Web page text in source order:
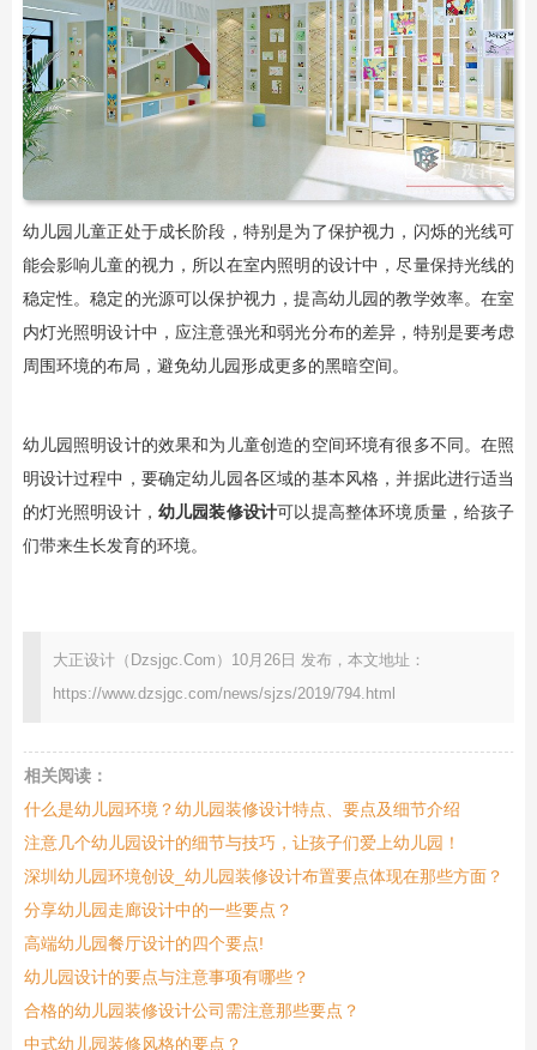
幼儿园儿童正处于成长阶段，特别是为了保护视力，闪烁的光线可
能会影响儿童的视力，所以在室内照明的设计中，尽量保持光线的
稳定性。稳定的光源可以保护视力，提高幼儿园的教学效率。在室
内灯光照明设计中，应注意强光和弱光分布的差异，特别是要考虑
周围环境的布局，避免幼儿园形成更多的黑暗空间。
幼儿园照明设计的效果和为儿童创造的空间环境有很多不同。在照
明设计过程中，要确定幼儿园各区域的基本风格，并据此进行适当
的灯光照明设计， 幼儿园装修设计可以提高整体环境质量，给孩子
们带来生长发育的环境。
大正设计（Dzsjgc.Com）10月26日 发布，本文地址：
https://www.dzsjgc.com/news/sjzs/2019/794.html
相关阅读：
什么是幼儿园环境？幼儿园装修设计特点、要点及细节介绍
注意几个幼儿园设计的细节与技巧，让孩子们爱上幼儿园！
深圳幼儿园环境创设_幼儿园装修设计布置要点体现在那些方面？
分享幼儿园走廊设计中的一些要点？
高端幼儿园餐厅设计的四个要点!
幼儿园设计的要点与注意事项有哪些？
合格的幼儿园装修设计公司需注意那些要点？
中式幼儿园装修风格的要点？